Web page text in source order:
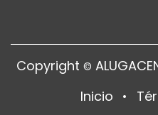
Copyright ©
Inicio •